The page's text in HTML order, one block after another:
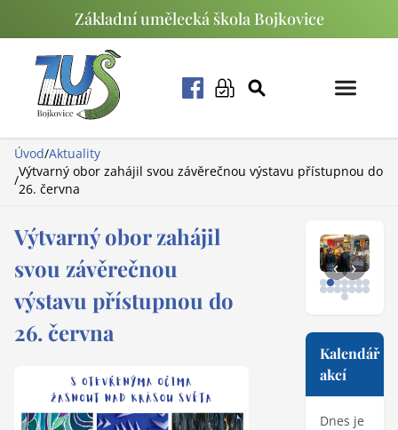
Základní umělecká škola Bojkovice
Úvod/Aktuality
/
Výtvarný obor zahájil svou závěrečnou výstavu přístupnou do
26. června
Výtvarný obor zahájil
svou závěrečnou
výstavu přístupnou do
26. června
‹ ›
Kalendář
akcí
Dnes je